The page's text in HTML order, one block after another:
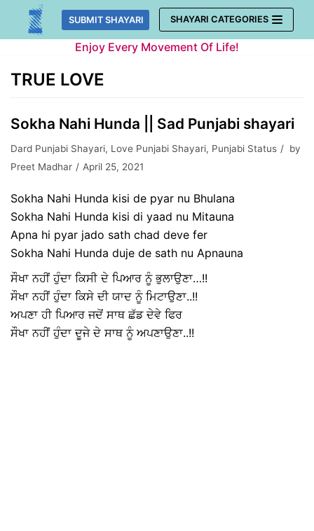
Skip
SUBMIT SHAYARI SHAYARI CATEGORIES
Enjoy Every Movement Of Life!
TRUE LOVE
Sokha Nahi Hunda || Sad Punjabi shayari
Dard Punjabi Shayari, Love Punjabi Shayari, Punjabi Status
by
Preet Madhar
April 25, 2021
Sokha Nahi Hunda kisi de pyar nu Bhulana
Sokha Nahi Hunda kisi di yaad nu Mitauna
Apna hi pyar jado sath chad deve fer
Sokha Nahi Hunda duje de sath nu Apnauna
ਸੌਖਾ ਨਹੀਂ ਹੁੰਦਾ ਕਿਸੀ ਦੇ ਪਿਆਰ ਨੂੰ ਭੁਲਾਉਣਾ…!!
ਸੌਖਾ ਨਹੀਂ ਹੁੰਦਾ ਕਿਸੇ ਦੀ ਯਾਦ ਨੂੰ ਮਿਟਾਉਣਾ..!!
ਅਪਣਾ ਹੀ ਪਿਆਰ ਜਦੋਂ ਸਾਥ ਛੱਡ ਦੇਵੇ ਫਿਰ
ਸੌਖਾ ਨਹੀਂ ਹੁੰਦਾ ਦੂਜੇ ਦੇ ਸਾਥ ਨੂੰ ਅਪਣਾਉਣਾ..!!